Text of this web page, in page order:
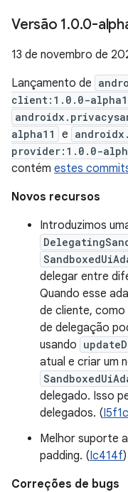
Versão 1.0.0-
13 de novembro de
Lançamento de
client:1.0.0-
alpha11
e
provider:1.0.0-
contém estes
Novos recursos
Introduzimos
delegar entre
Quando esse
de cliente, como
de delegação
usando
atual e criar um
delegado. Isso
delegados. (
Melhor suporte a
padding. (Ic414f)
Correções de bugs